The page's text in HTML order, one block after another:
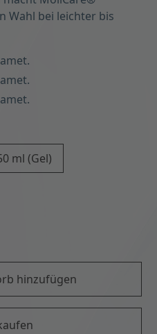
Wahl bei leichter bis
ml (Gel)
hinzufügen